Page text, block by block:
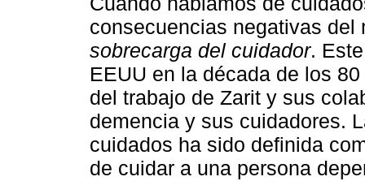
consecuencias negativas del
sobrecarga del cuidador.
EEUU en la década de los
del trabajo de Zarit y sus
demencia y sus cuidadores.
cuidados ha sido definida
de cuidar a una persona